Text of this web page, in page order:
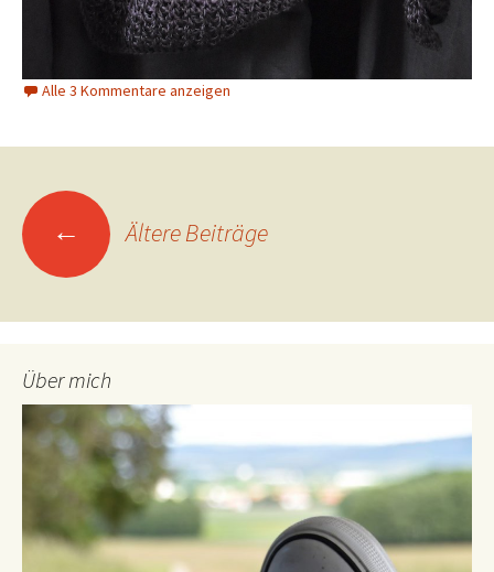
Alle 3 Kommentare anzeigen
Beitragsnavigation
← Ältere Beiträge
Über mich